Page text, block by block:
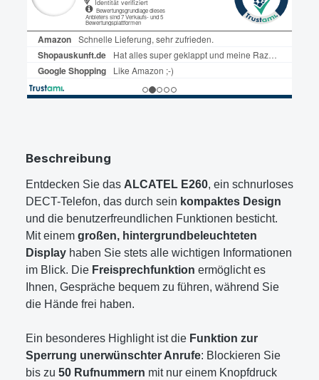
Beschreibung
Entdecken Sie das ALCATEL E260, ein schnurloses
DECT-Telefon, das durch sein kompaktes Design
und die benutzerfreundlichen Funktionen besticht.
Mit einem großen, hintergrundbeleuchteten
Display haben Sie stets alle wichtigen Informationen
im Blick. Die Freisprechfunktion ermöglicht es
Ihnen, Gespräche bequem zu führen, während Sie
die Hände frei haben.
Ein besonderes Highlight ist die Funktion zur
Sperrung unerwünschter Anrufe: Blockieren Sie
bis zu 50 Rufnummern mit nur einem Knopfdruck